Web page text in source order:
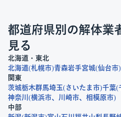
都道府県別の解体業
見る
北海道・東北
北海道 札幌市 青森岩手宮城 仙台市
関東
茨城栃木群馬埼玉 さいたま市 千葉
神奈川
横浜市 川崎市
相模原市
中部